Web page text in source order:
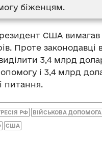
біженцям.
США вимагав
Проте законодавці
3,4 млрд
і 3,4 млрд
питання.
РФ ВІЙСЬКОВА ДОПОМОГА
США